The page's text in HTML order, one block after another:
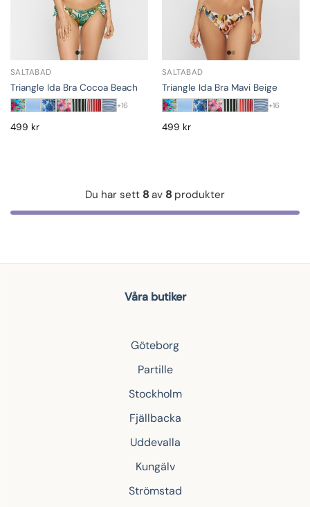
SALTABAD
Triangle Ida Bra Cocoa Beach
+16
499 kr
SALTABAD
Triangle Ida Bra Mavi Beige
+16
499 kr
Du har sett 8 av 8 produkter
Våra butiker
Göteborg
Partille
Stockholm
Fjällbacka
Uddevalla
Kungälv
Strömstad